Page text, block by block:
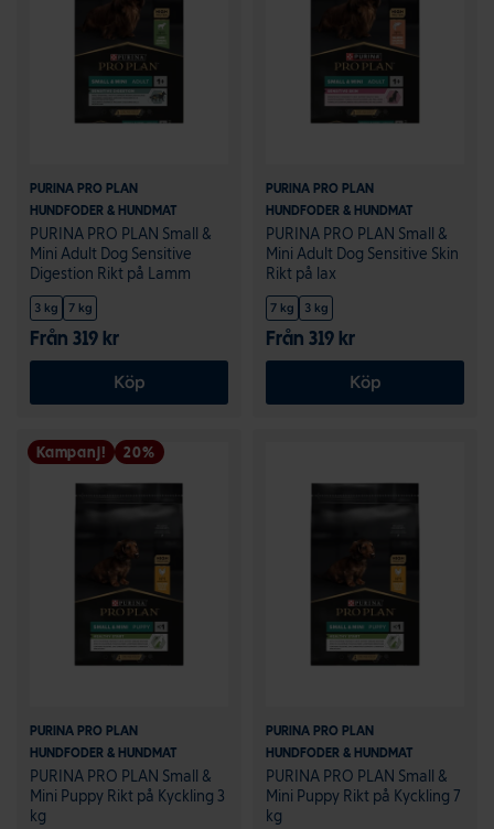
PURINA PRO PLAN
HUNDFODER & HUNDMAT
PURINA PRO PLAN Small &
Mini Adult Dog Sensitive
Digestion Rikt på Lamm
3 kg 7 kg
Från 319 kr
Köp
PURINA PRO PLAN
HUNDFODER & HUNDMAT
PURINA PRO PLAN Small &
Mini Adult Dog Sensitive Skin
Rikt på lax
7 kg 3 kg
Från 319 kr
Köp
Kampanj! 20%
PURINA PRO PLAN
HUNDFODER & HUNDMAT
PURINA PRO PLAN Small &
Mini Puppy Rikt på Kyckling 3
kg
PURINA PRO PLAN
HUNDFODER & HUNDMAT
PURINA PRO PLAN Small &
Mini Puppy Rikt på Kyckling 7
kg